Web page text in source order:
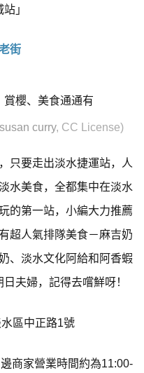
」
街
susan curry, CC License)
只要走出淡水捷運站，人
水美食，全都集中在淡水
的第一站，小編大力推薦
超人氣排隊美食－麻吉奶
、淡水文化阿給和阿香蝦
夫婦，記得去嚐鮮呀！
區中正路1號
商家營業時間約為11:00-